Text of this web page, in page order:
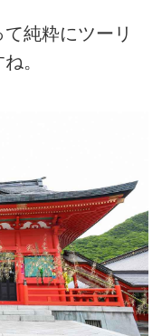
純粋にツーリ
。